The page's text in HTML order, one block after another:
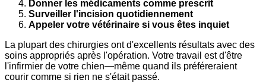
Donner les médicaments comme prescrit
Surveiller l'incision quotidiennement
Appeler votre vétérinaire si vous êtes inquiet
La plupart des chirurgies ont d'excellents résultats avec des
soins appropriés après l'opération. Votre travail est d'être
l'infirmier de votre chien—même quand ils préféreraient
courir comme si rien ne s'était passé.